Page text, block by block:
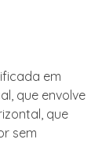
em
que envolve
que
sem